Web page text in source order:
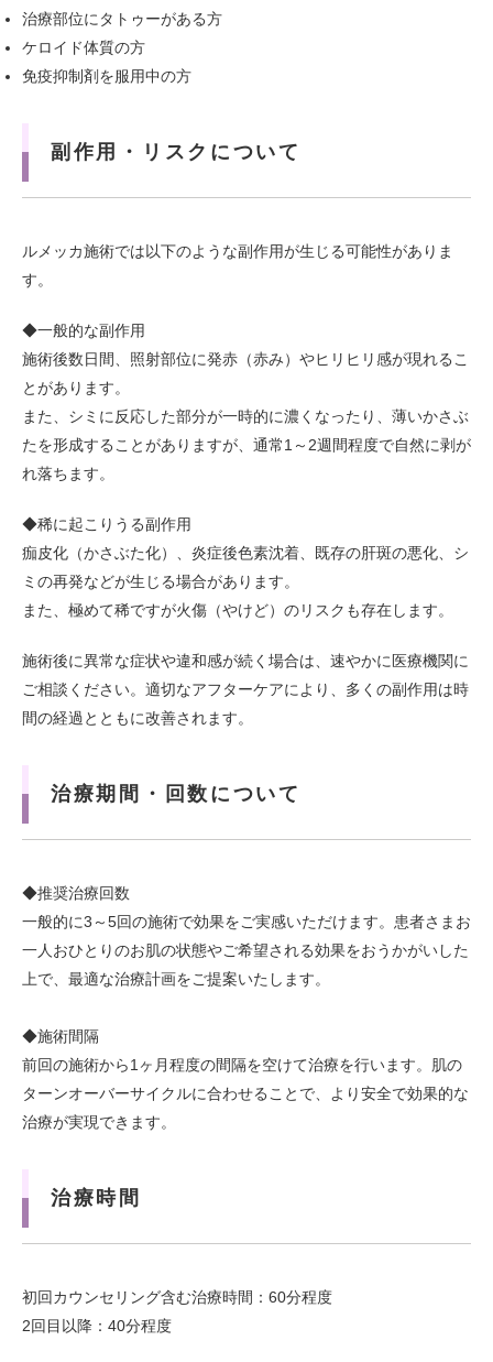
治療部位にタトゥーがある方
ケロイド体質の方
免疫抑制剤を服用中の方
副作用・リスクについて
ルメッカ施術では以下のような副作用が生じる可能性がありま
す。
◆一般的な副作用
施術後数日間、照射部位に発赤（赤み）やヒリヒリ感が現れるこ
とがあります。
また、シミに反応した部分が一時的に濃くなったり、薄いかさぶ
たを形成することがありますが、通常1～2週間程度で自然に剥が
れ落ちます。
◆稀に起こりうる副作用
痂皮化（かさぶた化）、炎症後色素沈着、既存の肝斑の悪化、シ
ミの再発などが生じる場合があります。
また、極めて稀ですが火傷（やけど）のリスクも存在します。
施術後に異常な症状や違和感が続く場合は、速やかに医療機関に
ご相談ください。適切なアフターケアにより、多くの副作用は時
間の経過とともに改善されます。
治療期間・回数について
◆推奨治療回数
一般的に3～5回の施術で効果をご実感いただけます。患者さまお
一人おひとりのお肌の状態やご希望される効果をおうかがいした
上で、最適な治療計画をご提案いたします。
◆施術間隔
前回の施術から1ヶ月程度の間隔を空けて治療を行います。肌の
ターンオーバーサイクルに合わせることで、より安全で効果的な
治療が実現できます。
治療時間
初回カウンセリング含む治療時間：60分程度
2回目以降：40分程度